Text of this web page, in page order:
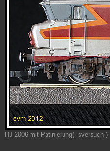
HJ 2006 mit Patinierung( -sversuch )